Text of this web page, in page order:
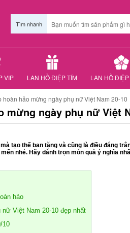
Tìm nhanh
VIP LAN HỒ ĐIỆP TÍM LAN HỒ
hảo mừng ngày phụ nữ Việt Nam 20-10
mừng ngày phụ nữ Việt
tạo thế ban tặng và cũng là điều đáng
nhé. Hãy dành trọn món quà ý nghĩa
hảo
Việt Nam 20-10 đẹp nhất
10